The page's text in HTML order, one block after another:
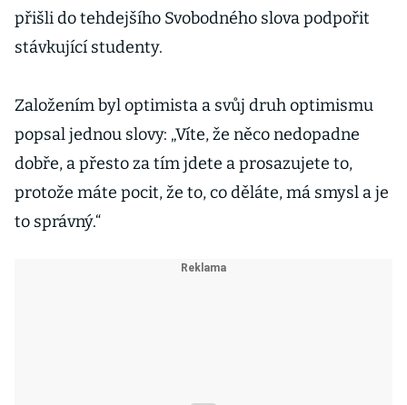
přišli do tehdejšího Svobodného slova podpořit
stávkující studenty.
Založením byl optimista a svůj druh optimismu
popsal jednou slovy: „Víte, že něco nedopadne
dobře, a přesto za tím jdete a prosazujete to,
protože máte pocit, že to, co děláte, má smysl a je
to správný.“